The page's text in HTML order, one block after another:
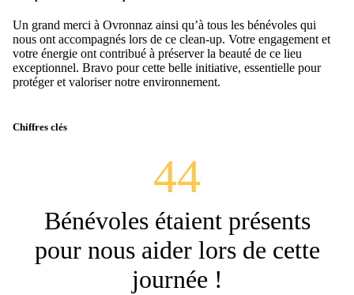
Un grand merci à Ovronnaz ainsi qu’à tous les bénévoles qui
nous ont accompagnés lors de ce clean-up. Votre engagement et
votre énergie ont contribué à préserver la beauté de ce lieu
exceptionnel. Bravo pour cette belle initiative, essentielle pour
protéger et valoriser notre environnement.
Chiffres clés
44
Bénévoles étaient présents
pour nous aider lors de cette
journée !